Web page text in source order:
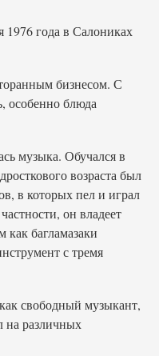
года в Салониках
бизнесом. С
особенно блюда
музыка. Обучался в
возраста был
в которых пел и играл
он владеет
как багламазаки
с тремя
свободный музыкант,
на различных